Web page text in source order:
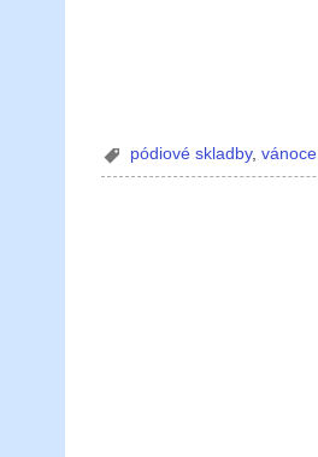
pódiové skladby,vánoce